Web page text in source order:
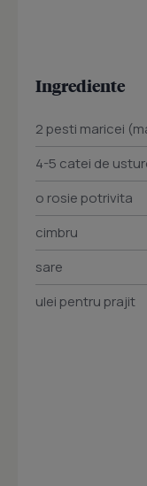
Ingrediente
2 pesti maricei
4-5 catei de
o rosie potrivita
cimbru
sare
ulei pentru prajit